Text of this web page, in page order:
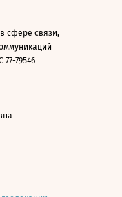
сфере связи,
79546